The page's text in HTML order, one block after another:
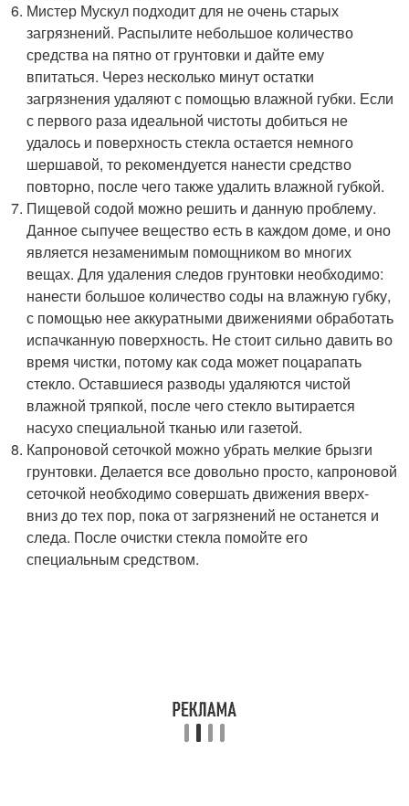
Мистер Мускул подходит для не очень старых
загрязнений. Распылите небольшое количество
средства на пятно от грунтовки и дайте ему
впитаться. Через несколько минут остатки
загрязнения удаляют с помощью влажной губки. Если
с первого раза идеальной чистоты добиться не
удалось и поверхность стекла остается немного
шершавой, то рекомендуется нанести средство
повторно, после чего также удалить влажной губкой.
Пищевой содой можно решить и данную проблему.
Данное сыпучее вещество есть в каждом доме, и оно
является незаменимым помощником во многих
вещах. Для удаления следов грунтовки необходимо:
нанести большое количество соды на влажную губку,
с помощью нее аккуратными движениями обработать
испачканную поверхность. Не стоит сильно давить во
время чистки, потому как сода может поцарапать
стекло. Оставшиеся разводы удаляются чистой
влажной тряпкой, после чего стекло вытирается
насухо специальной тканью или газетой.
Капроновой сеточкой можно убрать мелкие брызги
грунтовки. Делается все довольно просто, капроновой
сеточкой необходимо совершать движения вверх-
вниз до тех пор, пока от загрязнений не останется и
следа. После очистки стекла помойте его
специальным средством.